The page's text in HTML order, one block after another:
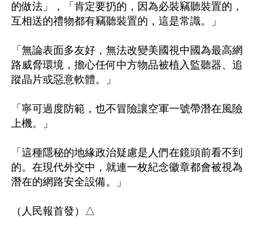
的做法」，「肯定要扔的，因為必裝竊聽裝置的，
互相送的禮物都有竊聽裝置的，這是常識。」
「無論表面多友好，無法改變美國視中國為最高網
路威脅環境，擔心任何中方物品被植入監聽器、追
蹤晶片或惡意軟體。」
「寧可過度防範，也不冒險讓空軍一號帶潛在風險
上機。」
「這種隱秘的地緣政治疑慮是人們在鏡頭前看不到
的。在現代外交中，就連一枚紀念徽章都會被視為
潛在的網路安全設備。」